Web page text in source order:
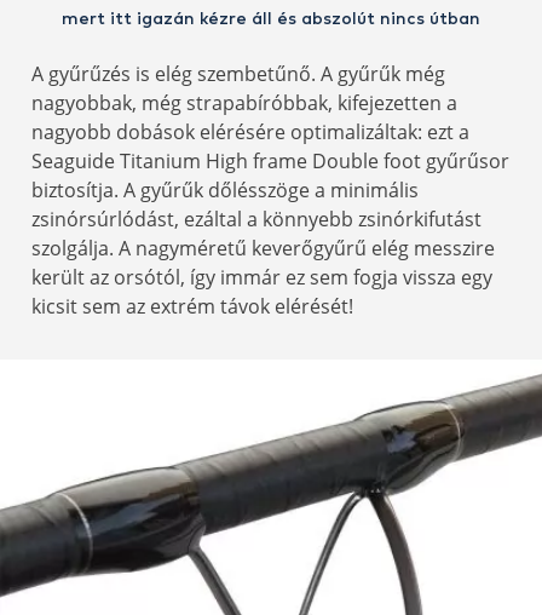
mert itt igazán kézre áll és abszolút nincs útban
A gyűrűzés is elég szembetűnő. A gyűrűk még
nagyobbak, még strapabíróbbak, kifejezetten a
nagyobb dobások elérésére optimalizáltak: ezt a
Seaguide Titanium High frame Double foot gyűrűsor
biztosítja. A gyűrűk dőlésszöge a minimális
zsinórsúrlódást, ezáltal a könnyebb zsinórkifutást
szolgálja. A nagyméretű keverőgyűrű elég messzire
került az orsótól, így immár ez sem fogja vissza egy
kicsit sem az extrém távok elérését!